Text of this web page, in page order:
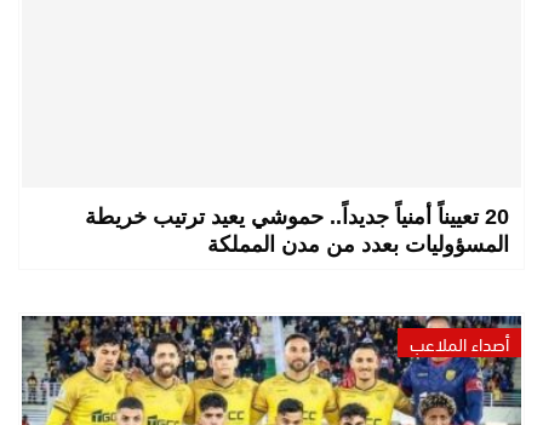
20 تعييناً أمنياً جديداً.. حموشي يعيد ترتيب خريطة
المسؤوليات بعدد من مدن المملكة
أصداء الملاعب